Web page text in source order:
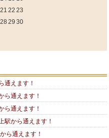
21 22 23
28 29 30
通えます！
通えます！
通えます！
から通えます！
ら通えます！